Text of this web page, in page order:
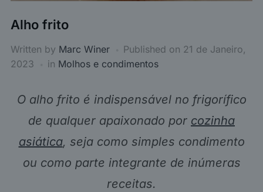
Alho frito
Written by Marc Winer Published on 21 de Janeiro,
2023
in Molhos e condimentos
O alho frito é indispensável no frigorífico
de qualquer apaixonado por cozinha
asiática, seja como simples condimento
ou como parte integrante de inúmeras
receitas.